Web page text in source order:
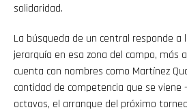
solidaridad.
La búsqueda de un central responde a
jerarquía en esa zona del campo, más
cuenta con nombres como Martínez
cantidad de competencia que se viene
octavos, el arranque del próximo